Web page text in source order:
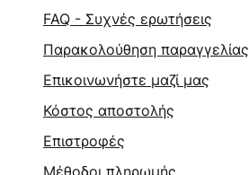
FAQ - Συχνές ερωτήσεις
Παρακολούθηση παραγγελίας
Επικοινωνήστε μαζί μας
Κόστος αποστολής
Επιστροφές